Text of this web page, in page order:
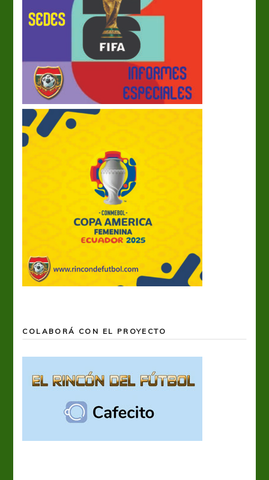
COLABORÁ CON EL PROYECTO